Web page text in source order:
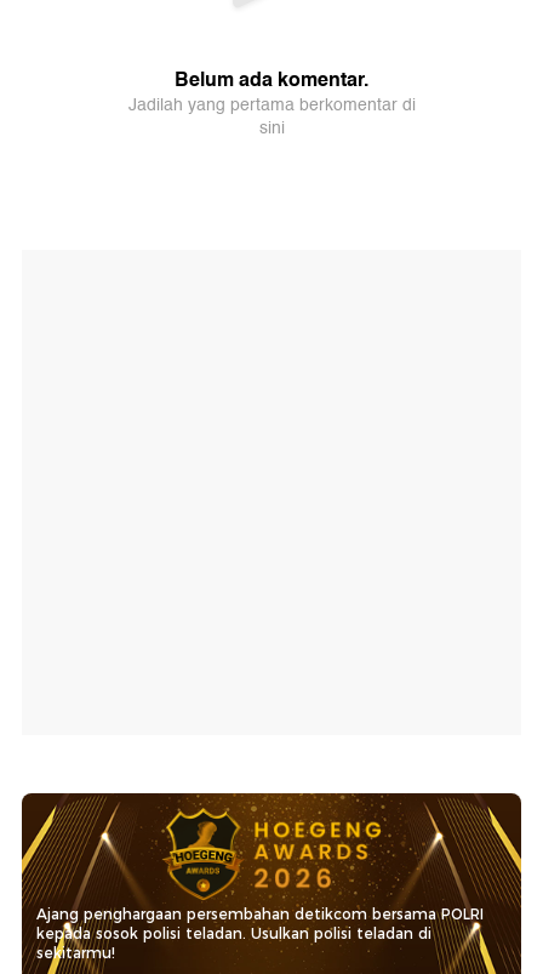
Ajang penghargaan persembahan detikcom bersama POLRI
kepada sosok polisi teladan. Usulkan polisi teladan di
sekitarmu!